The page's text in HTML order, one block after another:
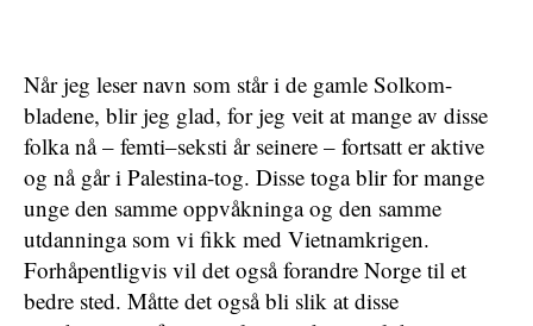
Når jeg leser navn som står i de gamle Solkom-
bladene, blir jeg glad, for jeg veit at mange av disse
folka nå – femti–seksti år seinere – fortsatt er aktive
og nå går i Palestina-tog. Disse toga blir for mange
unge den samme oppvåkninga og den samme
utdanninga som vi fikk med Vietnamkrigen.
Forhåpentligvis vil det også forandre Norge til et
bedre sted. Måtte det også bli slik at disse